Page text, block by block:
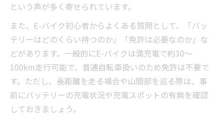
という声が多く寄せられています。
また、E-バイク初心者からよくある質問として、「バッ
テリーはどのくらい持つのか」「免許は必要なのか」な
どがあります。一般的にE-バイクは満充電で約30〜
100km走行可能で、普通自転車扱いのため免許は不要で
す。ただし、長距離を走る場合や山間部を巡る際は、事
前にバッテリーの充電状況や充電スポットの有無を確認
しておきましょう。